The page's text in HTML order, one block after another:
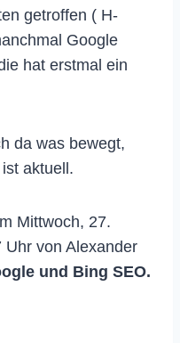
getroffen ( H-
Google
hat erstmal ein
da was bewegt,
aktuell.
Mittwoch, 27.
von Alexander
und Bing SEO.